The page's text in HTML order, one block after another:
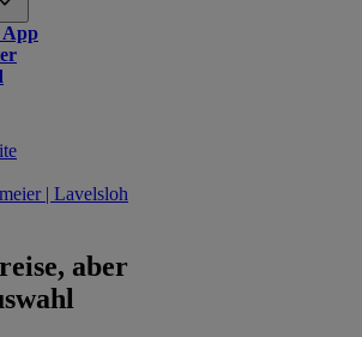
| Lavelsloh
aber